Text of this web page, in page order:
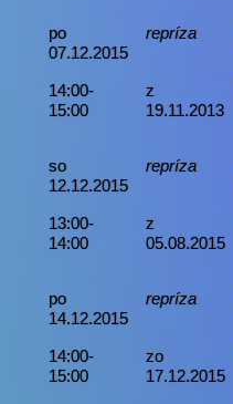
po
07.12.2015
repríza
14:00-
15:00
z
19.11.2013
so
12.12.2015
repríza
13:00-
14:00
z
05.08.2015
po
14.12.2015
repríza
14:00-
15:00
zo
17.12.2015